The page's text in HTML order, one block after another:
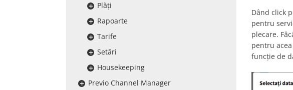
Plăți
Rapoarte
Tarife
Setări
Housekeeping
Previo Channel Manager
Dând click
pentru
plecare.
pentru
funcție de